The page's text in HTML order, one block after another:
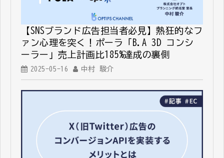
【SNSブランド広告担当者必見】熱狂的なフ
ァン心理を突く！ポーラ「B.A 3D コンシ
ーラー」売上計画比185%達成の裏側
2025-05-16 中村 駿介